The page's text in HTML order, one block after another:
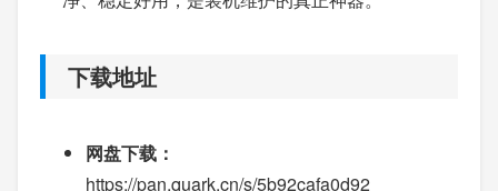
下载地址
网盘下载：
https://pan.quark.cn/s/5b92cafa0d92